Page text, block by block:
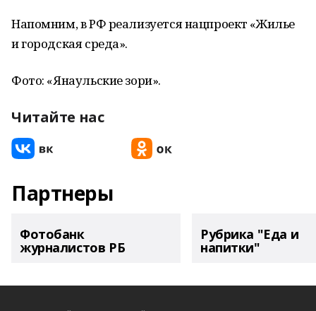
Напомним, в РФ реализуется нацпроект «Жилье
и городская среда».
Фото: «Янаульские зори».
Читайте нас
Партнеры
Фотобанк
журналистов РБ
Рубрика "Еда и
напитки"